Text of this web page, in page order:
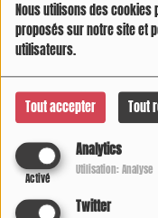
Nous utilisons des
proposés sur notre site et
utilisateurs.
Tout accepter Tout
Analytics
Activé
Utilisation: Analyse
Twitter